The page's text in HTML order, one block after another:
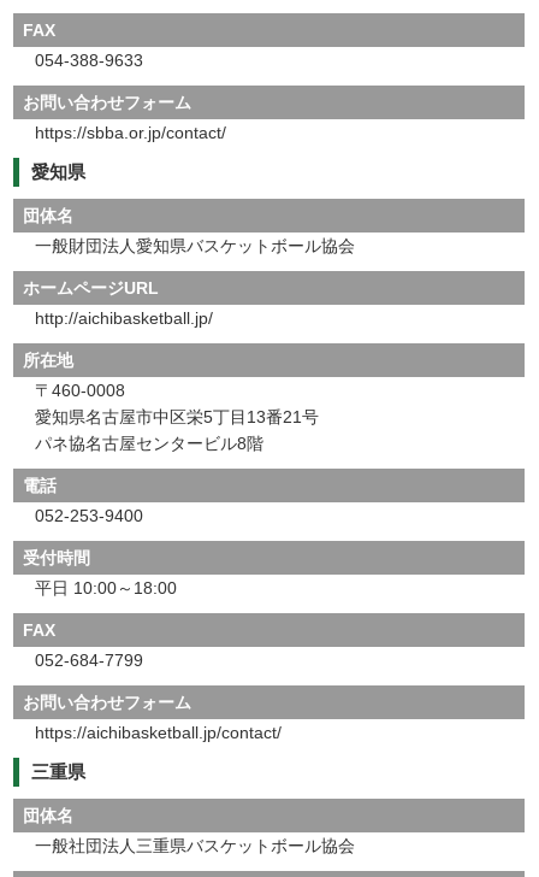
FAX
054-388-9633
お問い合わせフォーム
https://sbba.or.jp/contact/
愛知県
団体名
一般財団法人愛知県バスケットボール協会
ホームページURL
http://aichibasketball.jp/
所在地
〒460-0008
愛知県名古屋市中区栄5丁目13番21号
パネ協名古屋センタービル8階
電話
052-253-9400
受付時間
平日 10:00～18:00
FAX
052-684-7799
お問い合わせフォーム
https://aichibasketball.jp/contact/
三重県
団体名
一般社団法人三重県バスケットボール協会